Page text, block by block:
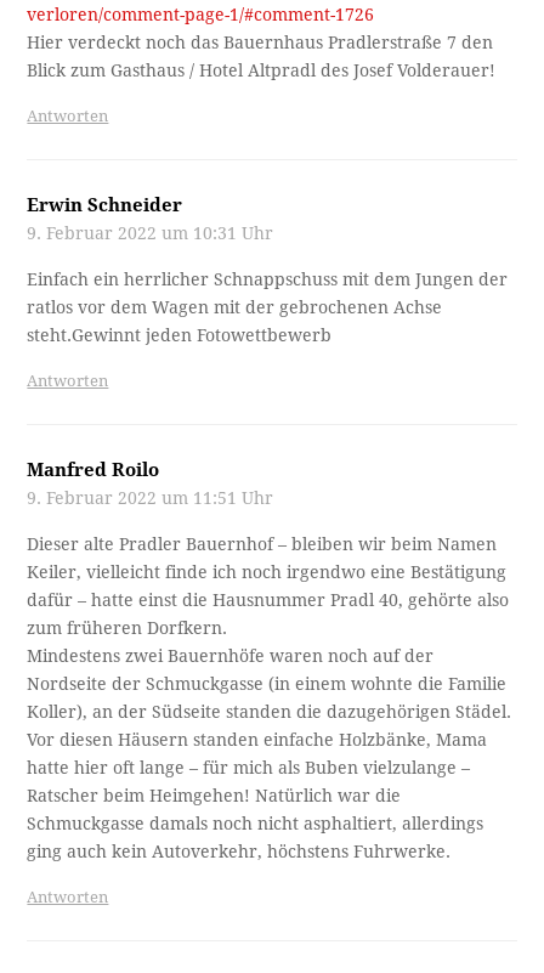
verloren/comment-page-1/#comment-1726
Hier verdeckt noch das Bauernhaus Pradlerstraße 7 den
Blick zum Gasthaus / Hotel Altpradl des Josef Volderauer!
Antworten
Erwin Schneider
9. Februar 2022 um 10:31 Uhr
Einfach ein herrlicher Schnappschuss mit dem Jungen der
ratlos vor dem Wagen mit der gebrochenen Achse
steht.Gewinnt jeden Fotowettbewerb
Antworten
Manfred Roilo
9. Februar 2022 um 11:51 Uhr
Dieser alte Pradler Bauernhof – bleiben wir beim Namen
Keiler, vielleicht finde ich noch irgendwo eine Bestätigung
dafür – hatte einst die Hausnummer Pradl 40, gehörte also
zum früheren Dorfkern.
Mindestens zwei Bauernhöfe waren noch auf der
Nordseite der Schmuckgasse (in einem wohnte die Familie
Koller), an der Südseite standen die dazugehörigen Städel.
Vor diesen Häusern standen einfache Holzbänke, Mama
hatte hier oft lange – für mich als Buben vielzulange –
Ratscher beim Heimgehen! Natürlich war die
Schmuckgasse damals noch nicht asphaltiert, allerdings
ging auch kein Autoverkehr, höchstens Fuhrwerke.
Antworten